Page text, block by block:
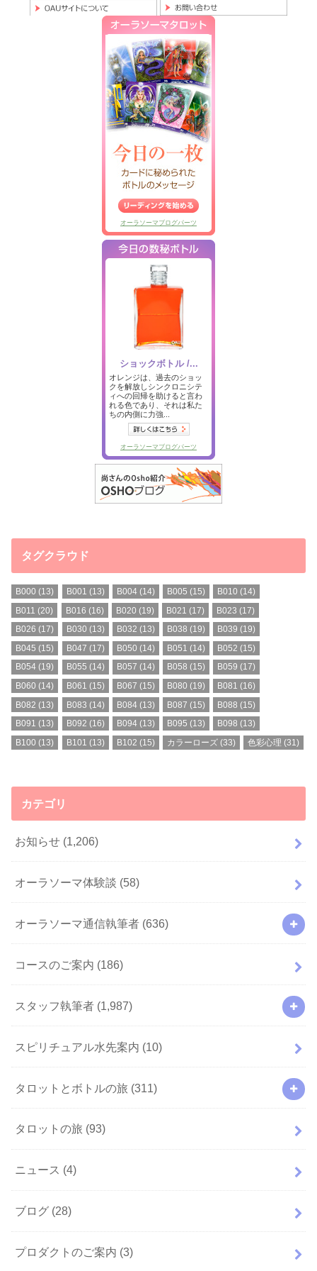
タグクラウド
B000 (13) B001 (13) B004(14) B005 (15) B010 (14)
B011 (20) B016 (16) B020 (19) B021 (17) B023 (17)
B026 (17) B030 (13) B032 (13) B038 (19) B039 (19)
B045 (15) B047 (17) B050 (14) B051 (14) B052 (15)
B054 (19) B055 (14) B057 (14) B058 (15) B059 (17)
B060 (14) B061 (15) B067 (15) B080 (19) B081 (16)
B082 (13) B083 (14) B084(13) B087 (15) B088 (15)
B091 (13) B092 (16) B094(13) B095 (13) B098 (13)
B100 (13) B101 (13) B102 (15) カラーローズ (33) 色彩心理 (31)
カテゴリ
お知らせ (1,206)
オーラソーマ体験談 (58)
オーラソーマ通信執筆者 (636)
コースのご案内 (186)
スタッフ執筆者 (1,987)
スピリチュアル水先案内 (10)
タロットとボトルの旅 (311)
タロットの旅 (93)
ニュース (4)
ブログ (28)
プロダクトのご案内 (3)